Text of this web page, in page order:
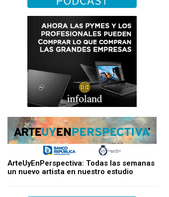
ArteUyEnPerspectiva: Todas las semanas
un nuevo artista en nuestro estudio